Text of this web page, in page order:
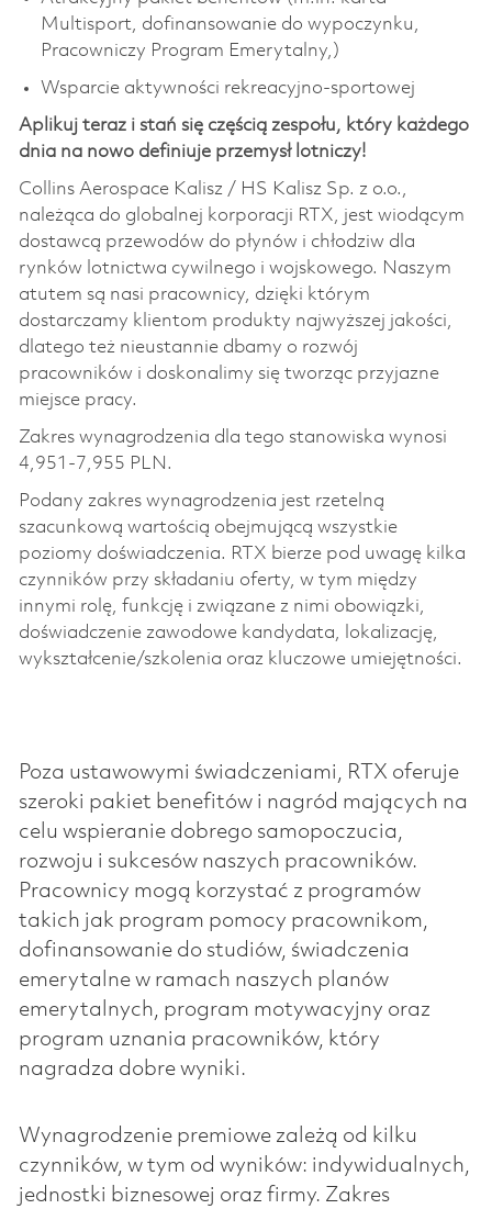
Multisport, dofinansowanie do wypoczynku,
Pracowniczy Program Emerytalny,)
Wsparcie aktywności rekreacyjno-sportowej
Aplikuj teraz i stań się częścią zespołu, który każdego
dnia na nowo definiuje przemysł lotniczy!
Collins Aerospace Kalisz / HS Kalisz Sp. z o.o.,
należąca do globalnej korporacji RTX, jest wiodącym
dostawcą przewodów do płynów i chłodziw dla
rynków lotnictwa cywilnego i wojskowego. Naszym
atutem są nasi pracownicy, dzięki którym
dostarczamy klientom produkty najwyższej jakości,
dlatego też nieustannie dbamy o rozwój
pracowników i doskonalimy się tworząc przyjazne
miejsce pracy.
Zakres wynagrodzenia dla tego stanowiska wynosi
4,951-7,955 PLN.
Podany zakres wynagrodzenia jest rzetelną
szacunkową wartością obejmującą wszystkie
poziomy doświadczenia. RTX bierze pod uwagę kilka
czynników przy składaniu oferty, w tym między
innymi rolę, funkcję i związane z nimi obowiązki,
doświadczenie zawodowe kandydata, lokalizację,
wykształcenie/szkolenia oraz kluczowe umiejętności.
Poza ustawowymi świadczeniami, RTX oferuje
szeroki pakiet benefitów i nagród mających na
celu wspieranie dobrego samopoczucia,
rozwoju i sukcesów naszych pracowników.
Pracownicy mogą korzystać z programów
takich jak program pomocy pracownikom,
dofinansowanie do studiów, świadczenia
emerytalne w ramach naszych planów
emerytalnych, program motywacyjny oraz
program uznania pracowników, który
nagradza dobre wyniki.
Wynagrodzenie premiowe zależą od kilku
czynników, w tym od wyników: indywidualnych,
jednostki biznesowej oraz firmy. Zakres